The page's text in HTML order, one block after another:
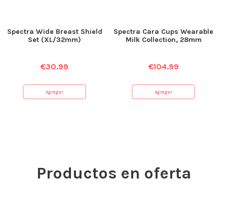
Spectra Wide Breast Shield
Set (XL/32mm)
€30.99
Agregar
Spectra Cara Cups Wearable
Milk Collection, 28mm
€104.99
Agregar
Productos en oferta